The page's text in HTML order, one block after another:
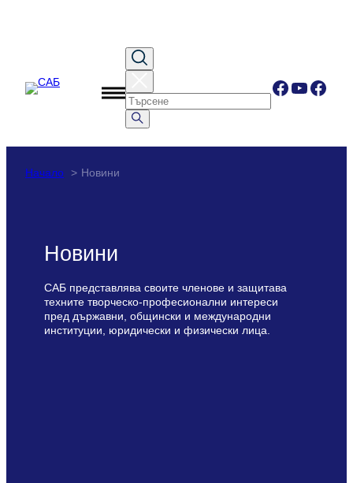
Facebook
Начало Новини
Новини
САБ представлява своите членове и защитава
техните творческо-професионални интереси
пред държавни, общински и международни
институции, юридически и физически лица.